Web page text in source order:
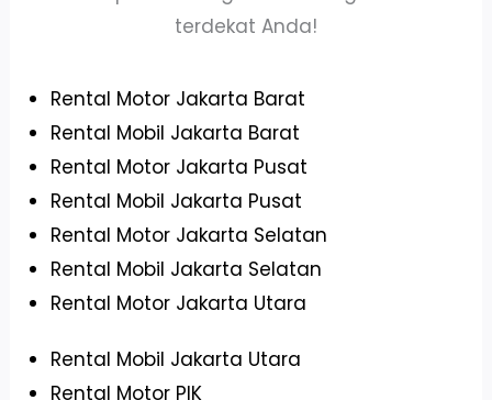
terdekat Anda!
Rental Motor Jakarta Barat
Rental Mobil Jakarta Barat
Rental Motor Jakarta Pusat
Rental Mobil Jakarta Pusat
Rental Motor Jakarta Selatan
Rental Mobil Jakarta Selatan
Rental Motor Jakarta Utara
Rental Mobil Jakarta Utara
Rental Motor PIK